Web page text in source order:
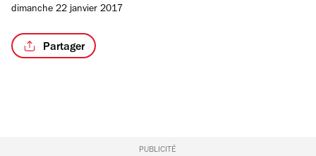
dimanche 22 janvier 2017
Partager
PUBLICITÉ